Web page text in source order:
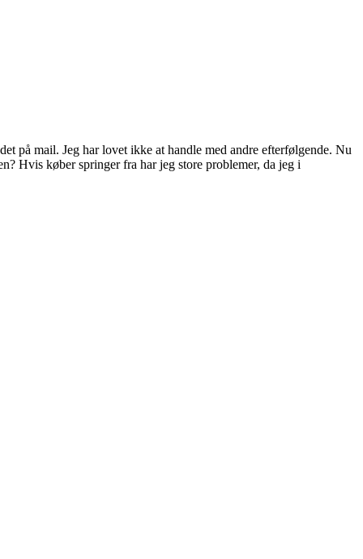
på mail. Jeg har lovet ikke at handle med andre efterfølgende. Nu
Hvis køber springer fra har jeg store problemer, da jeg i